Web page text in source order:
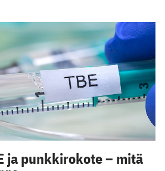
ja punkkirokote – mitä